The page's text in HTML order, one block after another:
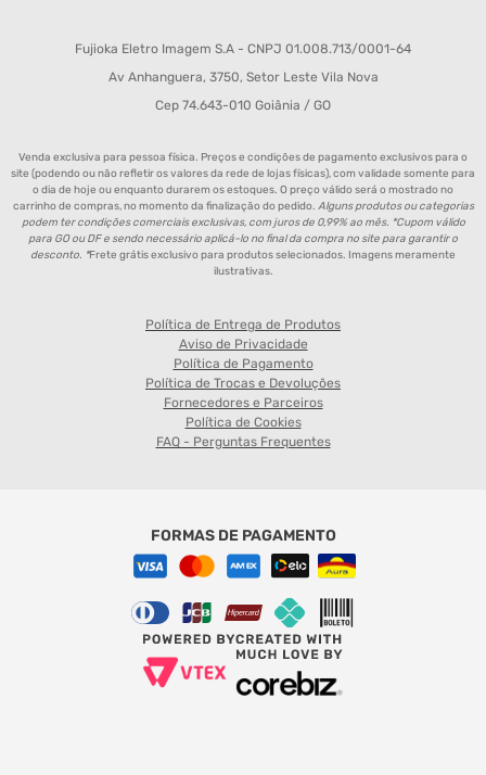
Fujioka Eletro Imagem S.A - CNPJ 01.008.713/0001-64
Av Anhanguera, 3750, Setor Leste Vila Nova
Cep 74.643-010 Goiânia / GO
Venda exclusiva para pessoa física. Preços e condições de pagamento exclusivos para o
site (podendo ou não refletir os valores da rede de lojas físicas), com validade somente para
o dia de hoje ou enquanto durarem os estoques. O preço válido será o mostrado no
carrinho de compras, no momento da finalização do pedido. Alguns produtos ou categorias
podem ter condições comerciais exclusivas, com juros de 0,99% ao mês. *Cupom válido
para GO ou DF e sendo necessário aplicá-lo no final da compra no site para garantir o
desconto. *Frete grátis exclusivo para produtos selecionados. Imagens meramente
ilustrativas.
Política de Entrega de Produtos
Aviso de Privacidade
Política de Pagamento
Política de Trocas e Devoluções
Fornecedores e Parceiros
Política de Cookies
FAQ - Perguntas Frequentes
FORMAS DE PAGAMENTO